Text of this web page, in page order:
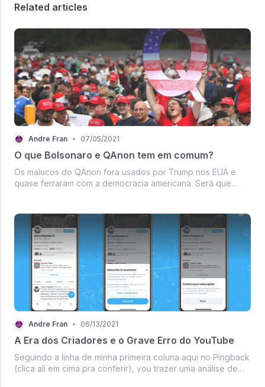
Related articles
Andre Fran • 07/05/2021
O que Bolsonaro e QAnon tem em comum?
Os malucos do QAnon fora usados por Trump nos EUA e
quase ferraram com a democracia americana. Será que
Andre Fran • 06/13/2021
A Era dos Criadores e o Grave Erro do YouTube
Seguindo a linha de minha primeira coluna aqui no Pingback
(clica ali em cima pra conferir), vou trazer uma análise de